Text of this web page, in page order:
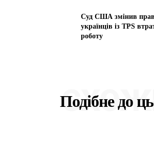
Суд США змінив
українців із TPS
роботу
Подібне до